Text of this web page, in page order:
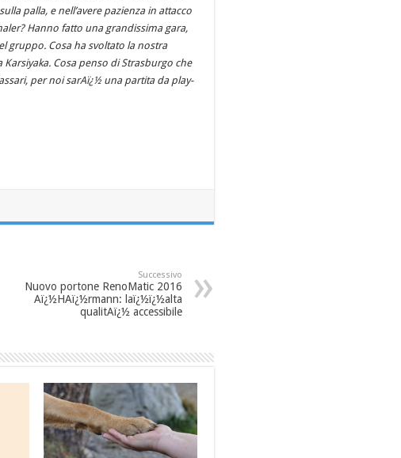
palla, e nell’avere pazienza in attacco
Hanno fatto una grandissima gara,
gruppo. Cosa ha svoltato la nostra
Cosa penso di Strasburgo che
per noi sarAï¿½ una partita da play-
Successivo
Nuovo portone RenoMatic 2016
Aï¿½HAï¿½rmann: laï¿½ï¿½alta
qualitAï¿½ accessibile